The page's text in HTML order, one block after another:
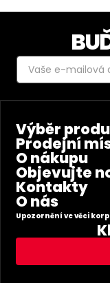
Výběr
Prodejní
O nákupu
Objevujte
Kontakty
O nás
Upozornění ve věci